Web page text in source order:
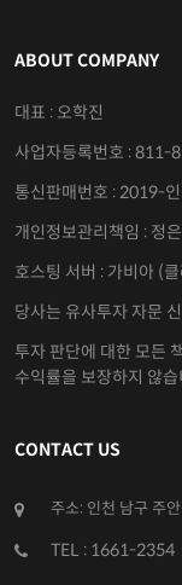
ABOUT COMPANY
대표 : 오학진
사업자등록번호 : 811-
통신판매번호 : 2019-
개인정보관리책임 :
호스팅 서버 : 가비아 (
당사는 유사투자 자문
투자 판단에 대한 모든
수익률을 보장하지 않습
CONTACT US
주소: 인천 남구 주
TEL : 1661-